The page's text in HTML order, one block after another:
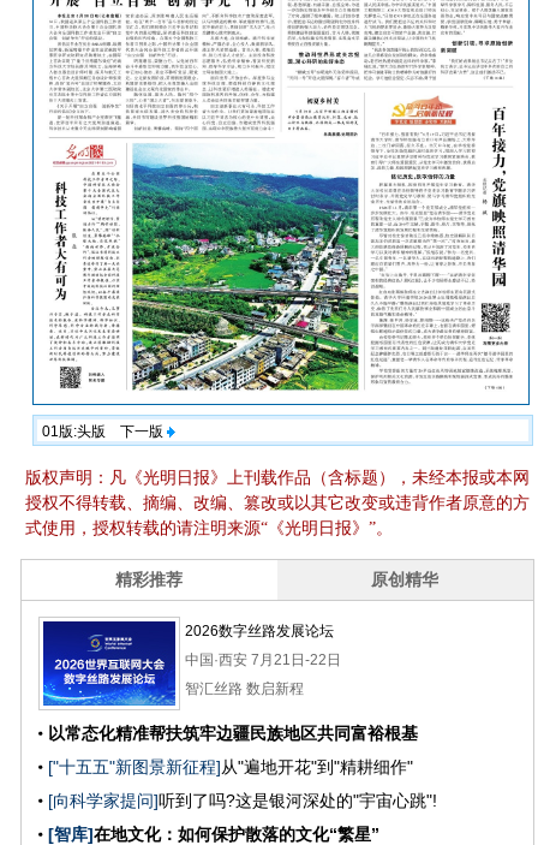
01版:头版 下一版
版权声明：凡《光明日报》上刊载作品（含标题），未经本报或本网
授权不得转载、摘编、改编、篡改或以其它改变或违背作者原意的方
式使用，授权转载的请注明来源“《光明日报》”。